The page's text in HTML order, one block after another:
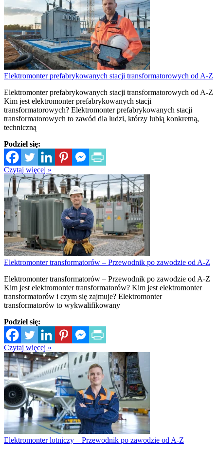
Elektromonter prefabrykowanych stacji transformatorowych od A-Z
Elektromonter prefabrykowanych stacji transformatorowych od A-Z
Kim jest elektromonter prefabrykowanych stacji
transformatorowych? Elektromonter prefabrykowanych stacji
transformatorowych to zawód dla ludzi, którzy lubią konkretną,
techniczną
Podziel się:
Czytaj więcej »
Elektromonter transformatorów – Przewodnik po zawodzie od A-Z
Elektromonter transformatorów – Przewodnik po zawodzie od A-Z
Kim jest elektromonter transformatorów? Kim jest elektromonter
transformatorów i czym się zajmuje? Elektromonter
transformatorów to wykwalifikowany
Podziel się:
Czytaj więcej »
Elektromonter lotniczy – Przewodnik po zawodzie od A-Z